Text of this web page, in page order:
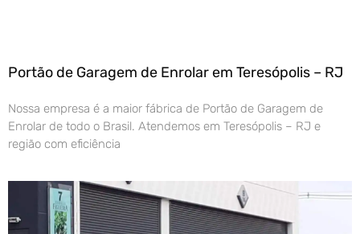
Portão de Garagem de Enrolar em Teresópolis – RJ
Nossa empresa é a maior fábrica de Portão de Garagem de
Enrolar de todo o Brasil. Atendemos em Teresópolis – RJ e
região com eficiência